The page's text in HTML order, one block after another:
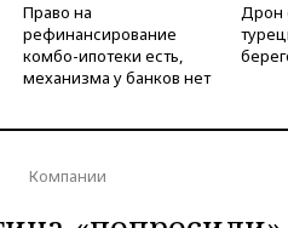
Право на
рефинансирование
комбо-ипотеки есть,
механизма у банков нет
Дрон
Компании